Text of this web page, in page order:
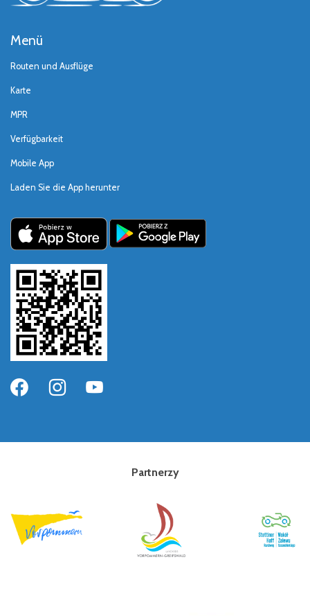
Menü
Routen und Ausflüge
Karte
MPR
Verfügbarkeit
Mobile App
Laden Sie die App herunter
Partnerzy